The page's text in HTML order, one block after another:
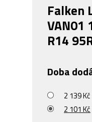
Falken
VAN01
R14
Doba
2 139 Kč
2 101 Kč